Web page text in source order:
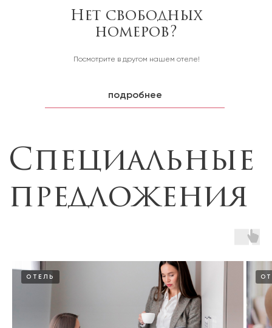
Посмотрите в другом нашем отеле!
Нет свободных
номеров?
подробнее
Специальные
предложения
ОТЕЛЬ